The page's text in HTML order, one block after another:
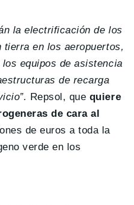
la electrificación de los
en los aeropuertos,
equipos de asistencia
de recarga
Repsol, que quiere
de cara al
de euros a toda la
verde en los